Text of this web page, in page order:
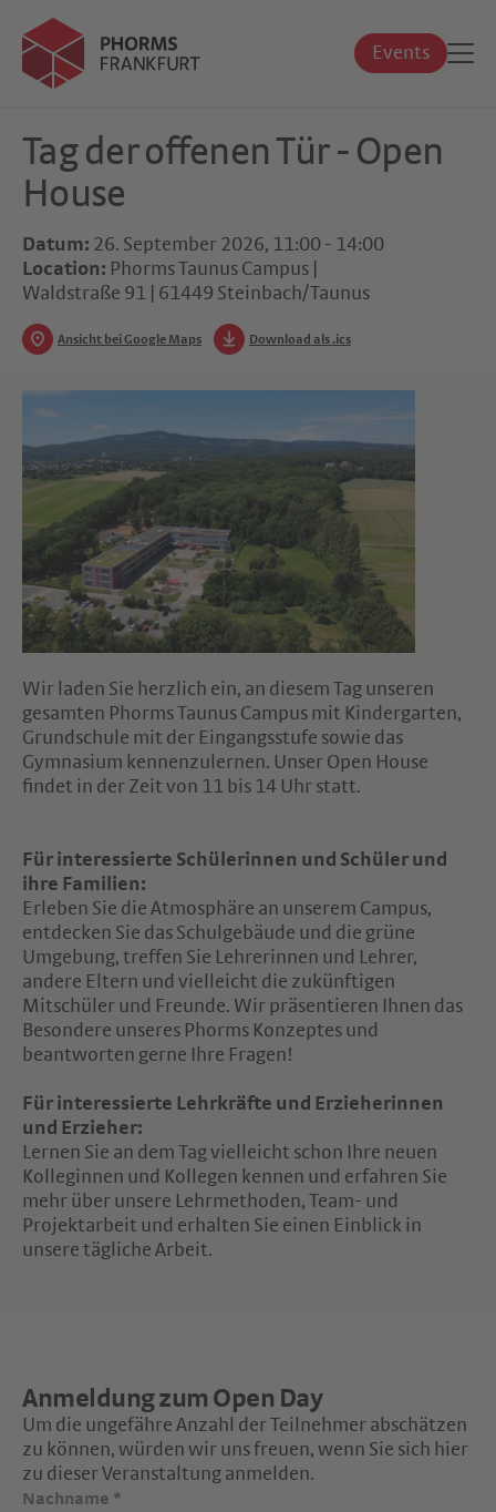
Events
Tag der offenen Tür - Open
House
Datum: 26. September 2026, 11:00 - 14:00
Location: Phorms Taunus Campus |
Waldstraße 91 | 61449 Steinbach/Taunus
Ansicht bei Google Maps Download als .ics
Wir laden Sie herzlich ein, an diesem Tag unseren
gesamten Phorms Taunus Campus mit Kindergarten,
Grundschule mit der Eingangsstufe sowie das
Gymnasium kennenzulernen. Unser Open House
findet in der Zeit von 11 bis 14 Uhr statt.
Für interessierte Schülerinnen und Schüler und
ihre Familien:
Erleben Sie die Atmosphäre an unserem Campus,
entdecken Sie das Schulgebäude und die grüne
Umgebung, treffen Sie Lehrerinnen und Lehrer,
andere Eltern und vielleicht die zukünftigen
Mitschüler und Freunde. Wir präsentieren Ihnen das
Besondere unseres Phorms Konzeptes und
beantworten gerne Ihre Fragen!
Für interessierte Lehrkräfte und Erzieherinnen
und Erzieher:
Lernen Sie an dem Tag vielleicht schon Ihre neuen
Kolleginnen und Kollegen kennen und erfahren Sie
mehr über unsere Lehrmethoden, Team- und
Projektarbeit und erhalten Sie einen Einblick in
unsere tägliche Arbeit.
Anmeldung zum Open Day
Um die ungefähre Anzahl der Teilnehmer abschätzen
zu können, würden wir uns freuen, wenn Sie sich hier
zu dieser Veranstaltung anmelden.
Nachname *